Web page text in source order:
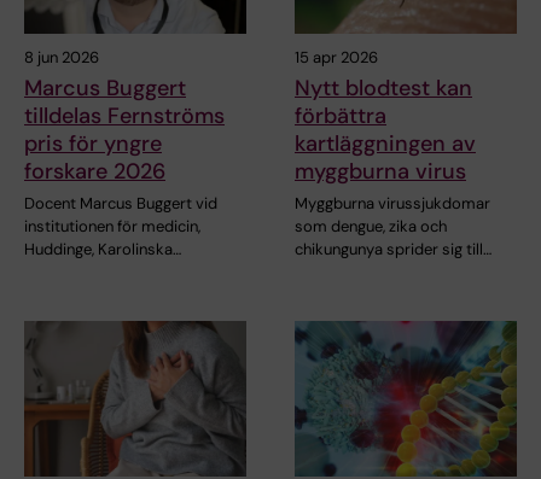
8 jun 2026
Marcus Buggert
tilldelas Fernströms
pris för yngre
forskare 2026
Docent Marcus Buggert vid
institutionen för medicin,
Huddinge, Karolinska…
15 apr 2026
Nytt blodtest kan
förbättra
kartläggningen av
myggburna virus
Myggburna virussjukdomar
som dengue, zika och
chikungunya sprider sig till…